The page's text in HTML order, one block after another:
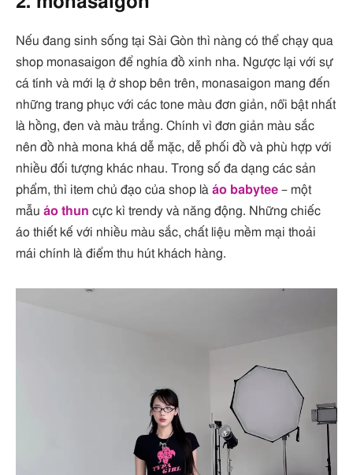
Nếu đang sinh sống tại Sài Gòn thì nàng có thể chạy qua
shop monasaigon để nghía đồ xinh nha. Ngược lại với sự
cá tính và mới lạ ở shop bên trên, monasaigon mang đến
những trang phục với các tone màu đơn giản, nổi bật nhất
là hồng, đen và màu trắng. Chính vì đơn giản màu sắc
nên đồ nhà mona khá dễ mặc, dễ phối đồ và phù hợp với
nhiều đối tượng khác nhau. Trong số đa dạng các sản
phẩm, thì item chủ đạo của shop là áo babytee – một
mẫu áo thun cực kì trendy và năng động. Những chiếc
áo thiết kế với nhiều màu sắc, chất liệu mềm mại thoải
mái chính là điểm thu hút khách hàng.